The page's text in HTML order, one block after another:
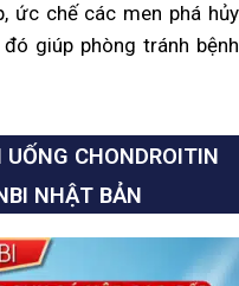
ức chế các men phá hủy
giúp phòng tránh bệnh
CHONDROITIN
NHẬT BẢN